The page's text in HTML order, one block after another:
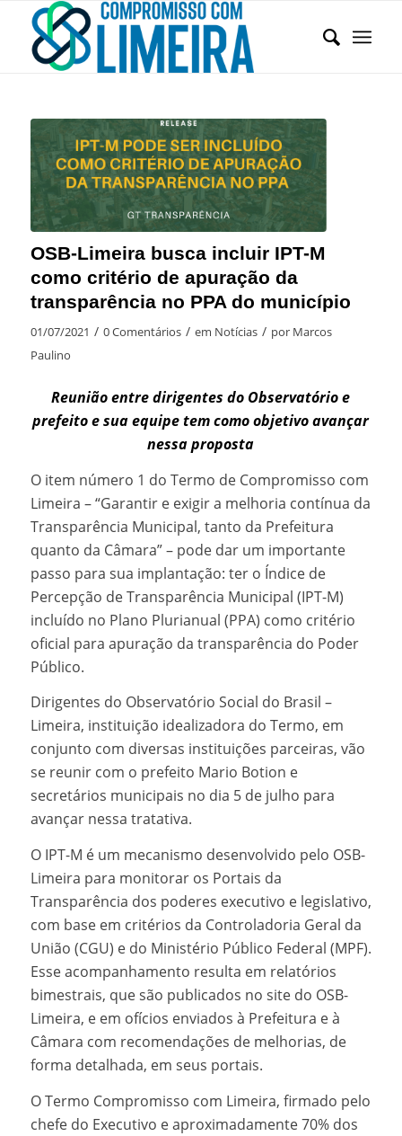
OSB-Limeira busca incluir IPT-M
como critério de apuração da
transparência no PPA do município
01/07/2021 / 0 Comentários / em Notícias / por Marcos
Paulino
Reunião entre dirigentes do Observatório e
prefeito e sua equipe tem como objetivo avançar
nessa proposta
O item número 1 do Termo de Compromisso com
Limeira – “Garantir e exigir a melhoria contínua da
Transparência Municipal, tanto da Prefeitura
quanto da Câmara” – pode dar um importante
passo para sua implantação: ter o Índice de
Percepção de Transparência Municipal (IPT-M)
incluído no Plano Plurianual (PPA) como critério
oficial para apuração da transparência do Poder
Público.
Dirigentes do Observatório Social do Brasil –
Limeira, instituição idealizadora do Termo, em
conjunto com diversas instituições parceiras, vão
se reunir com o prefeito Mario Botion e
secretários municipais no dia 5 de julho para
avançar nessa tratativa.
O IPT-M é um mecanismo desenvolvido pelo OSB-
Limeira para monitorar os Portais da
Transparência dos poderes executivo e legislativo,
com base em critérios da Controladoria Geral da
União (CGU) e do Ministério Público Federal (MPF).
Esse acompanhamento resulta em relatórios
bimestrais, que são publicados no site do OSB-
Limeira, e em ofícios enviados à Prefeitura e à
Câmara com recomendações de melhorias, de
forma detalhada, em seus portais.
O Termo Compromisso com Limeira, firmado pelo
chefe do Executivo e aproximadamente 70% dos